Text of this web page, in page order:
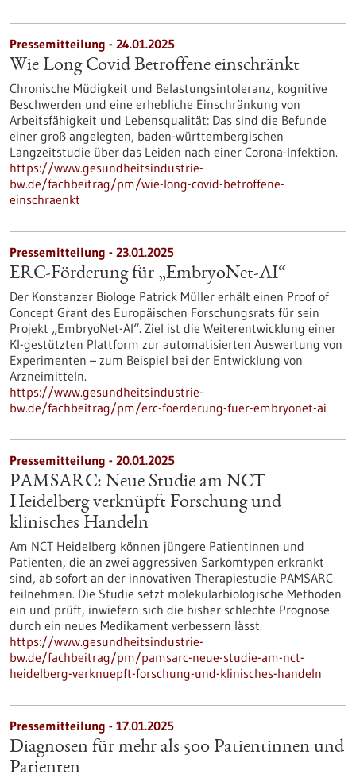
Pressemitteilung - 24.01.2025
Wie Long Covid Betroffene einschränkt
Chronische Müdigkeit und Belastungsintoleranz, kognitive
Beschwerden und eine erhebliche Einschränkung von
Arbeitsfähigkeit und Lebensqualität: Das sind die Befunde
einer groß angelegten, baden-württembergischen
Langzeitstudie über das Leiden nach einer Corona-Infektion.
https://www.gesundheitsindustrie-
bw.de/fachbeitrag/pm/wie-long-covid-betroffene-
einschraenkt
Pressemitteilung - 23.01.2025
ERC-Förderung für „EmbryoNet-AI“
Der Konstanzer Biologe Patrick Müller erhält einen Proof of
Concept Grant des Europäischen Forschungsrats für sein
Projekt „EmbryoNet-AI“. Ziel ist die Weiterentwicklung einer
KI-gestützten Plattform zur automatisierten Auswertung von
Experimenten – zum Beispiel bei der Entwicklung von
Arzneimitteln.
https://www.gesundheitsindustrie-
bw.de/fachbeitrag/pm/erc-foerderung-fuer-embryonet-ai
Pressemitteilung - 20.01.2025
PAMSARC: Neue Studie am NCT
Heidelberg verknüpft Forschung und
klinisches Handeln
Am NCT Heidelberg können jüngere Patientinnen und
Patienten, die an zwei aggressiven Sarkomtypen erkrankt
sind, ab sofort an der innovativen Therapiestudie PAMSARC
teilnehmen. Die Studie setzt molekularbiologische Methoden
ein und prüft, inwiefern sich die bisher schlechte Prognose
durch ein neues Medikament verbessern lässt.
https://www.gesundheitsindustrie-
bw.de/fachbeitrag/pm/pamsarc-neue-studie-am-nct-
heidelberg-verknuepft-forschung-und-klinisches-handeln
Pressemitteilung - 17.01.2025
Diagnosen für mehr als 500 Patientinnen und
Patienten